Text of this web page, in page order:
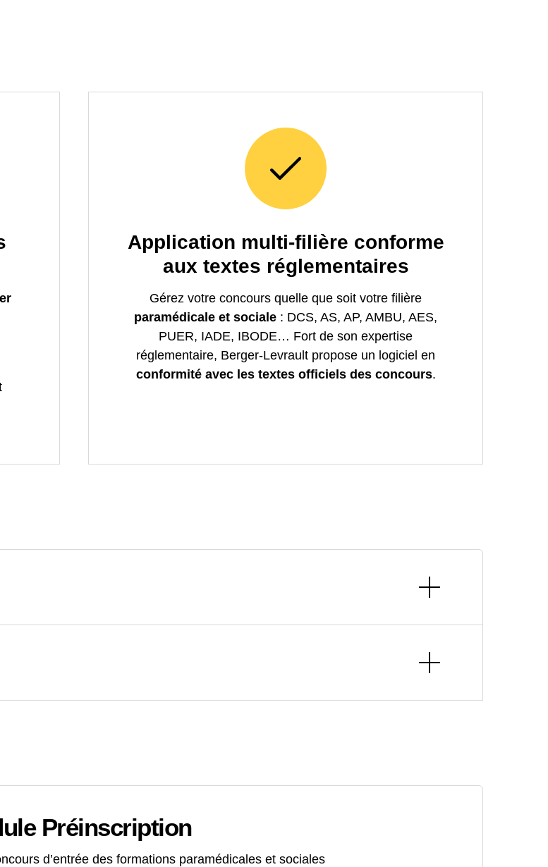
Application multi-filière conforme
aux textes réglementaires
Gérez votre concours quelle que soit votre filière
paramédicale et sociale : DCS, AS, AP, AMBU, AES,
PUER, IADE, IBODE… Fort de son expertise
réglementaire, Berger-Levrault propose un logiciel en
conformité avec les textes officiels des concours.
Préinscription
d’entrée des formations paramédicales et sociales